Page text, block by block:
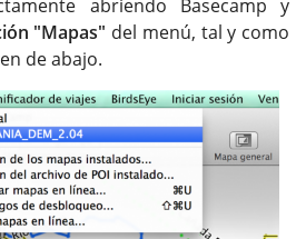
abriendo Basecamp y
"Mapas" del menú, tal y como
de abajo.